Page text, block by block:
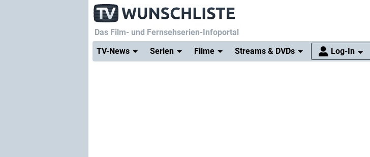
Das Film- und Fernsehserien-Infoportal
TV-News
Serien Filme Streams & DVDs Log-In